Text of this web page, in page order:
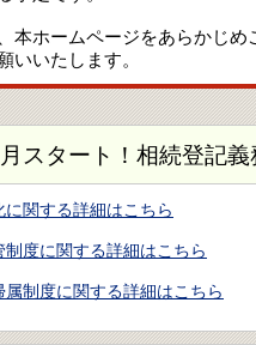
本ホームページをあらかじめ
いいたします。
スタート！相続登記義
関する詳細はこちら
制度に関する詳細はこちら
制度に関する詳細はこちら